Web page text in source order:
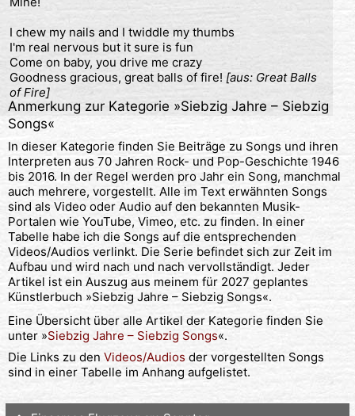
I chew my nails and I twiddle my thumbs
I'm real nervous but it sure is fun
Come on baby, you drive me crazy
Goodness gracious, great balls of fire! [aus: Great Balls
of Fire]
Anmerkung zur Kategorie »Siebzig Jahre – Siebzig
Songs«
In dieser Kategorie finden Sie Beiträge zu Songs und ihren
Interpreten aus 70 Jahren Rock- und Pop-Geschichte 1946
bis 2016. In der Regel werden pro Jahr ein Song, manchmal
auch mehrere, vorgestellt. Alle im Text erwähnten Songs
sind als Video oder Audio auf den bekannten Musik-
Portalen wie YouTube, Vimeo, etc. zu finden. In einer
Tabelle habe ich die Songs auf die entsprechenden
Videos/Audios verlinkt. Die Serie befindet sich zur Zeit im
Aufbau und wird nach und nach vervollständigt. Jeder
Artikel ist ein Auszug aus meinem für 2027 geplantes
Künstlerbuch »Siebzig Jahre – Siebzig Songs«.
Eine Übersicht über alle Artikel der Kategorie finden Sie
unter »Siebzig Jahre – Siebzig Songs«.
Die Links zu den Videos/Audios der vorgestellten Songs
sind in einer Tabelle im Anhang aufgelistet.